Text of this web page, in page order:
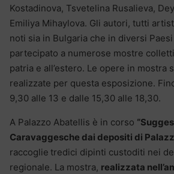
Kostadinova, Tsvetelina Rusalieva,
Emiliya Mihaylova. Gli autori, tutti
noti sia in Bulgaria che in diversi
partecipato a numerose mostre
patria e all’estero. Le opere in mostra
realizzate per questa esposizione.
9,30 alle 13 e dalle 15,30 alle 18,30.
A Palazzo Abatellis è in corso
Caravaggesche dai depositi di
raccoglie tredici dipinti custoditi nei
regionale. La mostra, realizzata